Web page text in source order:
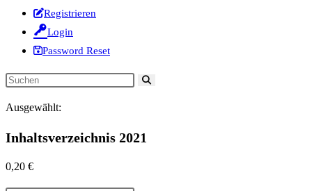
Registrieren
Login
Password Reset
Diese
durchsuchen
Ausgewählt:
Inhaltsverzeichnis 2021
0,20 €